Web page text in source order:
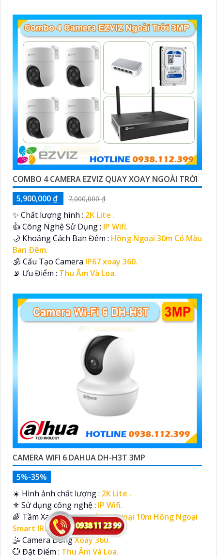
COMBO 4 CAMERA EZVIZ QUAY XOAY NGOÀI TRỜI
5,900,000 ₫
7,000,000 ₫
✨ Chất lượng hình : 2K Lite .
👍 Công Nghệ Sử Dụng : IP Wifi.
🌙 Khoảng Cách Ban Đêm : Hồng Ngoại 30m Có Màu
Ban Ðêm.
🕉️ Cấu Tạo Camera IP67 xoay 360.
️📡 Ưu Điểm : Thu Âm Và Loa.
CAMERA WIFI 6 DAHUA DH-H3T 3MP
5%-35%
☀️ Hình ảnh chất lượng : 2K Lite .
⚜️ Sử dụng công nghệ : IP Wifi.
🌈 Tầm Xa Ban Đêm :Hồng Ngoại 10m Hồng Ngoại
Smart IR.
🤹 Camera DòngXoay 360.
️💮 Đặt Điểm : Thu Âm Và Loa.